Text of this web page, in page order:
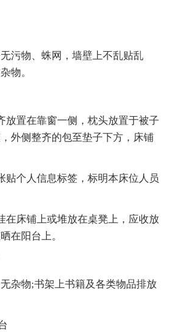
污物、蛛网，墙壁上不乱贴乱
物。
放置在靠窗一侧，枕头放置于被子
外侧整齐的包至垫子下方，床铺
贴个人信息标签，标明本床位人员
在床铺上或堆放在桌凳上，应收放
在阳台上。
杂物;书架上书籍及各类物品排放